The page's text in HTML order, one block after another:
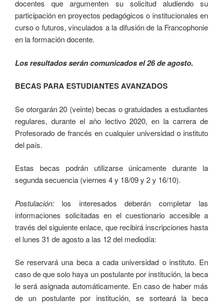
docentes que argumenten su solicitud aludiendo su
participación en proyectos pedagógicos o institucionales en
curso o futuros, vinculados a la difusión de la Francophonie
en la formación docente.
Los resultados serán comunicados el 26 de agosto.
BECAS PARA ESTUDIANTES AVANZADOS
Se otorgarán 20 (veinte) becas o gratuidades a estudiantes
regulares, durante el año lectivo 2020, en la carrera de
Profesorado de francés en cualquier universidad o instituto
del país.
Estas becas podrán utilizarse únicamente durante la
segunda secuencia (viernes 4 y 18/09 y 2 y 16/10).
Postulación: los interesados deberán completar las
informaciones solicitadas en el cuestionario accesible a
través del siguiente enlace, que recibirá inscripciones hasta
el lunes 31 de agosto a las 12 del mediodía:
Se reservará una beca a cada universidad o instituto. En
caso de que solo haya un postulante por institución, la beca
le será asignada automáticamente. En caso de haber más
de un postulante por institución, se sorteará la beca